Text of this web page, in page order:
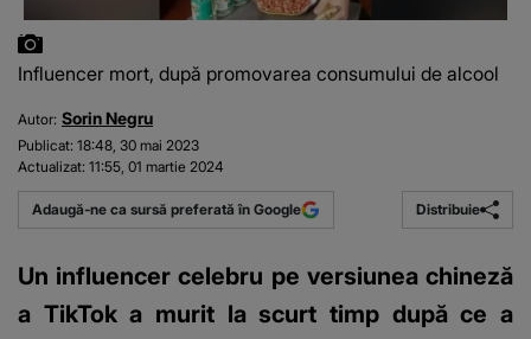
Influencer mort, după promovarea consumului de alcool
Autor: Sorin Negru
Publicat: 18:48, 30 mai 2023
Actualizat: 11:55, 01 martie 2024
Adaugă-ne ca sursă preferată în Google Distribuie
Un influencer celebru pe versiunea chineză
a TikTok a murit la scurt timp după ce a